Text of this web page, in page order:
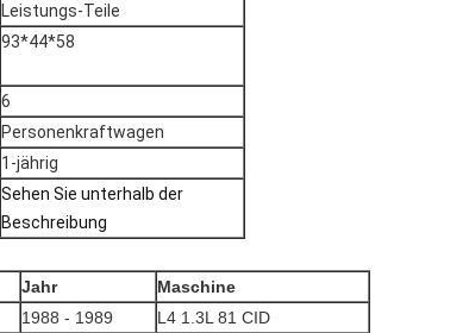
Leistungs-Teile
93*44*58
6
Personenkraftwagen
1-jährig
Sehen Sie unterhalb der
Beschreibung
Jahr
Maschine
1988 - 1989
L4 1.3L 81 CID